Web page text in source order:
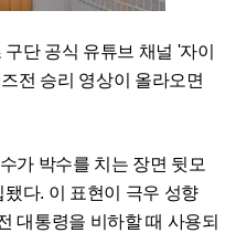
단 공식 유튜브 채널 '자이
전 승리 영상이 올라오면
가 박수를 치는 장면 뒷모
다. 이 표현이 극우 성향
대통령을 비하할 때 사용되